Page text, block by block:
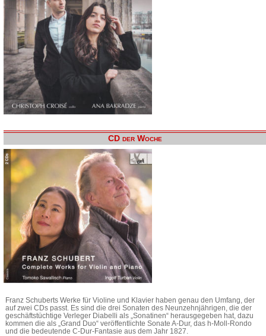
CD der Woche
Franz Schuberts Werke für Violine und Klavier haben genau den Umfang, der
auf zwei CDs passt. Es sind die drei Sonaten des Neunzehnjährigen, die der
geschäftstüchtige Verleger Diabelli als „Sonatinen“ herausgegeben hat, dazu
kommen die als „Grand Duo“ veröffentlichte Sonate A-Dur, das h-Moll-Rondo
und die bedeutende C-Dur-Fantasie aus dem Jahr 1827.